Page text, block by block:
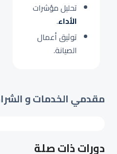
تحليل مؤشرات
الأداء.
توثيق أعمال
الصيانة.
مقدمي الخدمات و
دورات ذات صلة